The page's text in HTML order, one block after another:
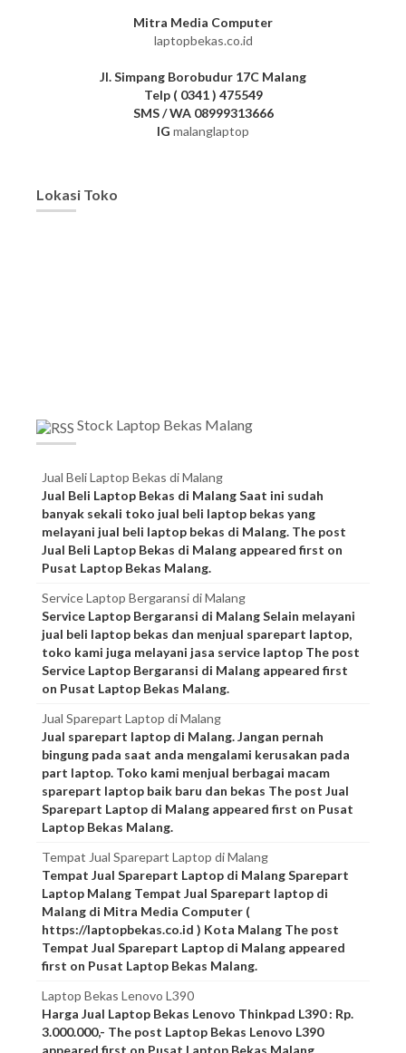
Mitra Media Computer
laptopbekas.co.id
Jl. Simpang Borobudur 17C Malang
Telp ( 0341 ) 475549
SMS / WA 08999313666
IG malanglaptop
Lokasi Toko
Stock Laptop Bekas Malang
Jual Beli Laptop Bekas di Malang
Jual Beli Laptop Bekas di Malang Saat ini sudah
banyak sekali toko jual beli laptop bekas yang
melayani jual beli laptop bekas di Malang. The post
Jual Beli Laptop Bekas di Malang appeared first on
Pusat Laptop Bekas Malang.
Service Laptop Bergaransi di Malang
Service Laptop Bergaransi di Malang Selain melayani
jual beli laptop bekas dan menjual sparepart laptop,
toko kami juga melayani jasa service laptop The post
Service Laptop Bergaransi di Malang appeared first
on Pusat Laptop Bekas Malang.
Jual Sparepart Laptop di Malang
Jual sparepart laptop di Malang. Jangan pernah
bingung pada saat anda mengalami kerusakan pada
part laptop. Toko kami menjual berbagai macam
sparepart laptop baik baru dan bekas The post Jual
Sparepart Laptop di Malang appeared first on Pusat
Laptop Bekas Malang.
Tempat Jual Sparepart Laptop di Malang
Tempat Jual Sparepart Laptop di Malang Sparepart
Laptop Malang Tempat Jual Sparepart laptop di
Malang di Mitra Media Computer (
https://laptopbekas.co.id ) Kota Malang The post
Tempat Jual Sparepart Laptop di Malang appeared
first on Pusat Laptop Bekas Malang.
Laptop Bekas Lenovo L390
Harga Jual Laptop Bekas Lenovo Thinkpad L390 : Rp.
3.000.000,- The post Laptop Bekas Lenovo L390
appeared first on Pusat Laptop Bekas Malang.